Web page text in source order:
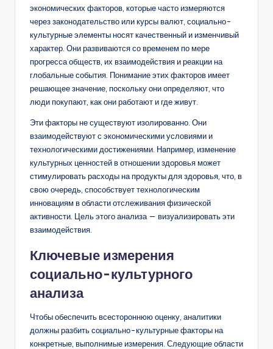
экономических факторов, которые часто измеряются
через законодательство или курсы валют, социально-
культурные элементы носят качественный и изменчивый
характер. Они развиваются со временем по мере
прогресса обществ, их взаимодействия и реакции на
глобальные события. Понимание этих факторов имеет
решающее значение, поскольку они определяют, что
люди покупают, как они работают и где живут.
Эти факторы не существуют изолированно. Они
взаимодействуют с экономическими условиями и
технологическими достижениями. Например, изменение
культурных ценностей в отношении здоровья может
стимулировать расходы на продукты для здоровья, что, в
свою очередь, способствует технологическим
инновациям в области отслеживания физической
активности. Цель этого анализа — визуализировать эти
взаимодействия.
Ключевые измерения
социально-культурного
анализа
Чтобы обеспечить всестороннюю оценку, аналитики
должны разбить социально-культурные факторы на
конкретные, выполнимые измерения. Следующие области